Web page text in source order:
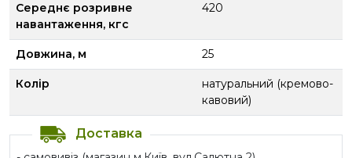
Середнє розривне
навантаження, кгс
420
Довжина, м 25
Колір
натуральний (кремово-
кавовий)
Доставка